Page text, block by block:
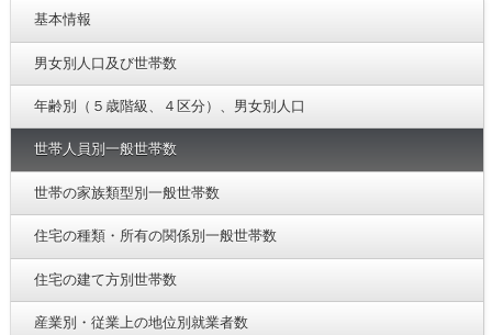
基本情報
男女別人口及び世帯数
年齢別（５歳階級、４区分）、男女別人口
世帯人員別一般世帯数
世帯の家族類型別一般世帯数
住宅の種類・所有の関係別一般世帯数
住宅の建て方別世帯数
産業別・従業上の地位別就業者数